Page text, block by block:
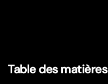
Table des matières